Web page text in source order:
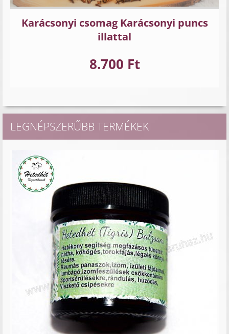
Karácsonyi csomag Karácsonyi puncs
illattal
8.700 Ft
LEGNÉPSZERŰBB TERMÉKEK